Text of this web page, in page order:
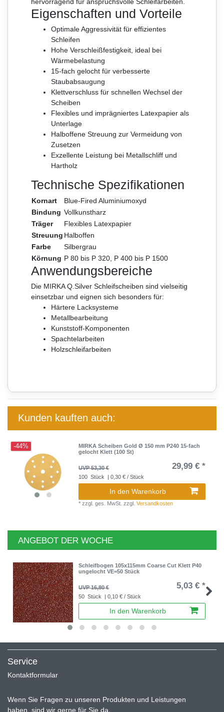
Eigenschaften und Vorteile
Optimale Aggressivität für effizientes
Schleifen
Hohe Verschleißfestigkeit, ideal bei
Wärmebelastung
15-fach gelocht für verbesserte
Staubabsaugung
Klettverschluss für schnellen Wechsel der
Scheiben
Flexibles und imprägniertes Latexpapier als
Unterlage
Halboffene Streuung zur Vermeidung von
Zusetzen
Exzellente Leistung bei Metallschliff und
Hartholz
Technische Spezifikationen
Kornart
Blue-Fired Aluminiumoxyd
Bindung Vollkunstharz
Träger
Flexibles Latexpapier
Streuung Halboffen
Farbe
Silbergrau
Körnung P 80 bis P 320, P 400 bis P 1500
Anwendungsbereiche
Die MIRKA Q.Silver Schleifscheiben sind vielseitig
einsetzbar und eignen sich besonders für:
Härtere Lacksysteme
Metallbearbeitung
Kunststoff-Komponenten
Spachtelarbeiten
Holzschleifarbeiten
Kunden kauften auch:
-44%
MIRKA Scheiben Gold Ø 150 mm P240 15-fach
gelocht Klett (100 St)
UVP 53,30 € 29,99 € *
100 Stück | 0,30 € / Stück
In den Warenkorb
*zzgl. ges. MwSt. zzgl.Versandkosten
ANGEBOT DER WOCHE
Schleifbogen 105x115mm Coarse Cut Klett P40
ungelocht VE=50 Stück
UVP 16,80 € 5,03 € *
50 Stück | 0,10 € / Stück
In den Warenkorb
Service
Kontaktformular
Wenn Sie Fragen zu unseren Produkten und Leistungen
haben, sind wir gerne für Sie da.